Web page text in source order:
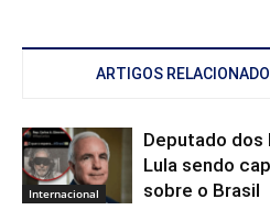
ARTIGOS
Internacional
Deputado dos
Lula sendo
sobre o Brasil